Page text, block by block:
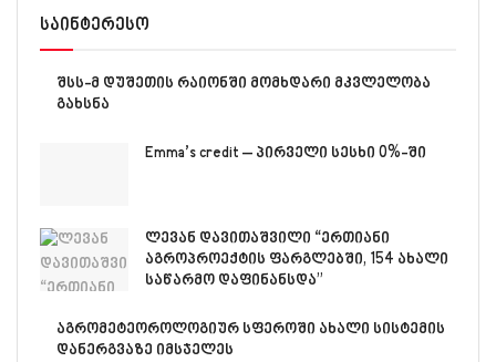
საინტერესო
შსს-მ დუშეთის რაიონში მომხდარი მკვლელობა
გახსნა
Emma’s credit – პირველი სესხი 0%-ში
ლევან დავითაშვილი “ერთიანი
აგროპროექტის ფარგლებში, 154 ახალი
საწარმო დაფინანსდა”
აგრომეტეოროლოგიურ სფეროში ახალი სისტემის
დანერგვაზე იმსჯელეს